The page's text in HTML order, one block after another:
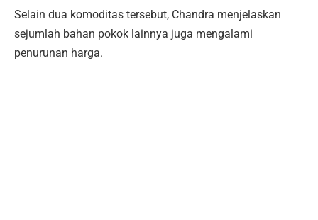
Selain dua komoditas tersebut, Chandra menjelaskan
sejumlah bahan pokok lainnya juga mengalami
penurunan harga.